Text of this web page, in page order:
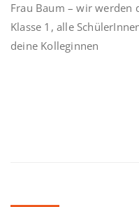
Frau Baum – wir werden
Klasse 1, alle
deine Kolleginnen